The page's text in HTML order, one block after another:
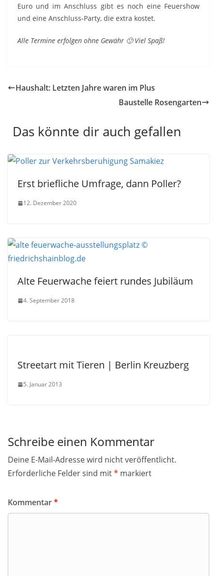
Euro und im Anschluss gibt es noch eine Feuershow
und eine Anschluss-Party, die extra kostet.
Alle Termine erfolgen ohne Gewähr 🙂 Viel Spaß!
Haushalt: Letzten Jahre waren im Plus
Baustelle Rosengarten
Das könnte dir auch gefallen
Erst briefliche Umfrage, dann Poller?
12. Dezember 2020
Alte Feuerwache feiert rundes Jubiläum
4. September 2018
Streetart mit Tieren | Berlin Kreuzberg
5. Januar 2013
Schreibe einen Kommentar
Deine E-Mail-Adresse wird nicht veröffentlicht.
Erforderliche Felder sind mit* markiert
Kommentar*